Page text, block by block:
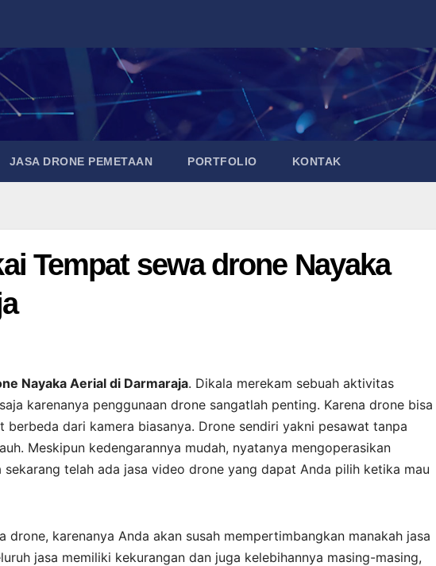
JASA DRONE PEMETAAN PORTFOLIO KONTAK
Tempat sewa drone Nayaka
Nayaka Aerial di Darmaraja. Dikala merekam sebuah aktivitas
karenanya penggunaan drone sangatlah penting. Karena drone bisa
berbeda dari kamera biasanya. Drone sendiri yakni pesawat tanpa
Meskipun kedengarannya mudah, nyatanya mengoperasikan
telah ada jasa video drone yang dapat Anda pilih ketika mau
drone, karenanya Anda akan susah mempertimbangkan manakah jasa
jasa memiliki kekurangan dan juga kelebihannya masing-masing,